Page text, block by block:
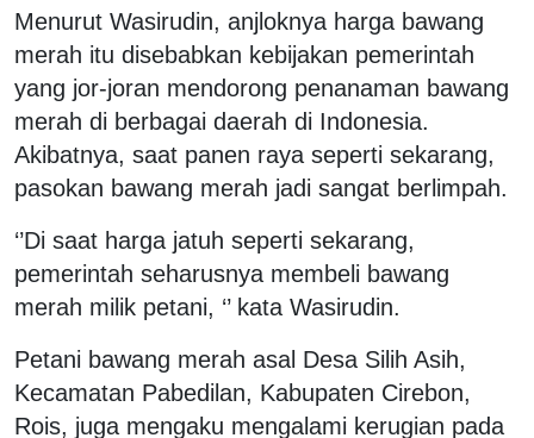
Menurut Wasirudin, anjloknya harga bawang
merah itu disebabkan kebijakan pemerintah
yang jor-joran mendorong penanaman bawang
merah di berbagai daerah di Indonesia.
Akibatnya, saat panen raya seperti sekarang,
pasokan bawang merah jadi sangat berlimpah.
‘’Di saat harga jatuh seperti sekarang,
pemerintah seharusnya membeli bawang
merah milik petani, ‘’ kata Wasirudin.
Petani bawang merah asal Desa Silih Asih,
Kecamatan Pabedilan, Kabupaten Cirebon,
Rois, juga mengaku mengalami kerugian pada